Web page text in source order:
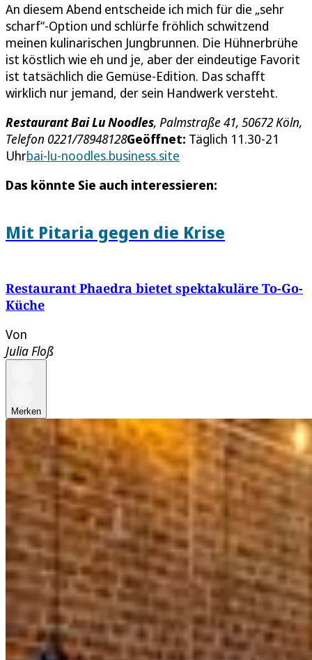
An diesem Abend entscheide ich mich für die „sehr
scharf“-Option und schlürfe fröhlich schwitzend
meinen kulinarischen Jungbrunnen. Die Hühnerbrühe
ist köstlich wie eh und je, aber der eindeutige Favorit
ist tatsächlich die Gemüse-Edition. Das schafft
wirklich nur jemand, der sein Handwerk versteht.
Restaurant Bai Lu Noodles, Palmstraße 41, 50672 Köln,
Telefon 0221/78948128Geöffnet: Täglich 11.30-21
Uhrbai-lu-noodles.business.site
Das könnte Sie auch interessieren:
Mit Pitaria gegen die Krise
Restaurant Phaedra bietet spektakuläre To-Go-
Küche
Von
Julia Floß
Merken